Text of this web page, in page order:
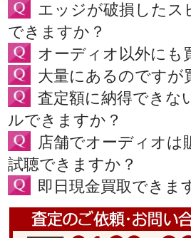
エッジが破損したス
できますか？
オーディオ以外にも
大量にあるのですが
査定額に納得できな
ルできますか？
店舗でオーディオは
試聴できますか？
即日現金買取できま